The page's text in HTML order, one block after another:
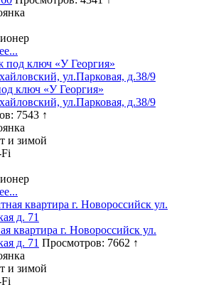
ключ «У Георгия»
ул.Парковая, д.38/9
7543 ↑
квартира г. Новороссийск ул.
д. 71 Просмотров: 7662 ↑